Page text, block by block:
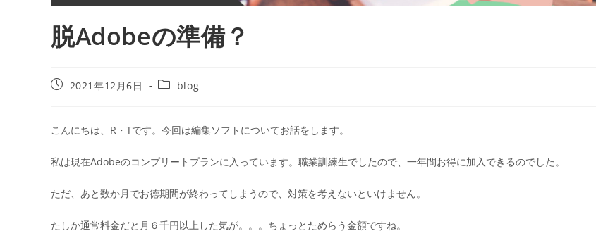
脱Adobeの準備？
2021年12月6日 blog
こんにちは、R・Tです。今回は編集ソフトについてお話をします。
私は現在Adobeのコンプリートプランに入っています。職業訓練生でしたので、一年間お得に加入できるのでした。
ただ、あと数か月でお徳期間が終わってしまうので、対策を考えないといけません。
たしか通常料金だと月６千円以上した気が。。。ちょっとためらう金額ですね。